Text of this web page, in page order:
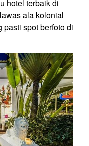
hotel terbaik di
ala kolonial
spot berfoto di